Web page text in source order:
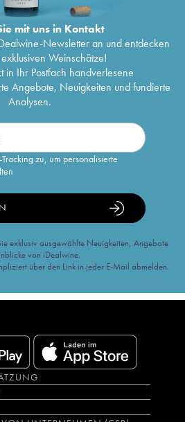
mit uns in Kontakt
Newsletter an und entdecken
Weinschätze!
in Ihr Postfach handverlesene
Angebote, Neuigkeiten und fundierte
Analysen.
zu, um personalisierte
exklusiv ausgewählte Neuigkeiten, Angebote
von iDealwine.
über den Link in jeder E-Mail abmelden.